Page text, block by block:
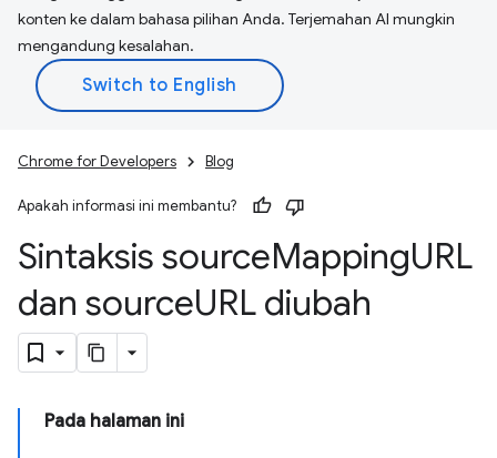
konten ke dalam bahasa pilihan Anda. Terjemahan AI mungkin
mengandung kesalahan.
Chrome for Developers Blog
Apakah informasi ini membantu?
Sintaksis sourceMappingURL
dan sourceURL diubah
Pada halaman ini